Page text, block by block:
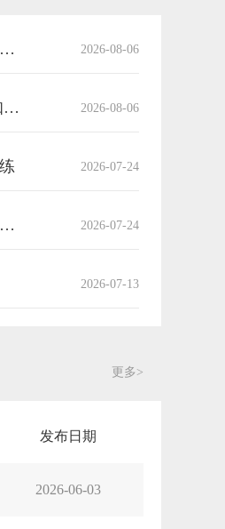
应急管理部召开党委会议认真传达学习贯彻中央政治局会议精神和习近平总书记重要讲话、重要指示精神 2026-08-06
阜新市应急管理局深入基层开展防震减灾 知识宣传活动 2026-08-06
2026-07-24
阜新应急救援队伍星夜驰援沈阳于洪区开展排涝抢险 2026-07-24
2026-07-13
更多>
发布日期
2026-06-03